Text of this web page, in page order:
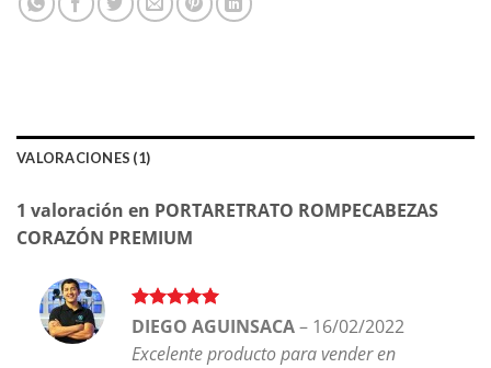
VALORACIONES (1)
1 valoración en PORTARETRATO ROMPECABEZAS
CORAZÓN PREMIUM
Valorado en
DIEGO AGUINSACA– 16/02/2022
Excelente producto para vender en